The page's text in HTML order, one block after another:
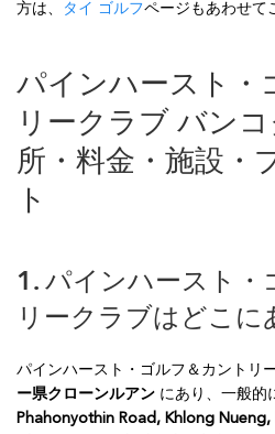
方は、
タイ ゴルフページもあわせて
パインハースト・
リークラブ バン
所・料金・施設・
ト
1. パインハースト・
リークラブはどこに
パインハースト・ゴルフ＆カントリ
ー県クローンルアン にあり、一般的
Phahonyothin Road, Khlong